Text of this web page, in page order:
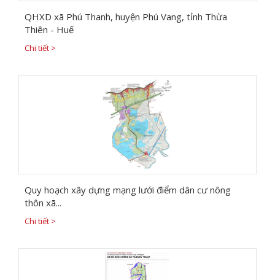
QHXD xã Phú Thanh, huyện Phú Vang, tỉnh Thừa
Thiên - Huế
Chi tiết >
Quy hoạch xây dựng mạng lưới điểm dân cư nông
thôn xã...
Chi tiết >